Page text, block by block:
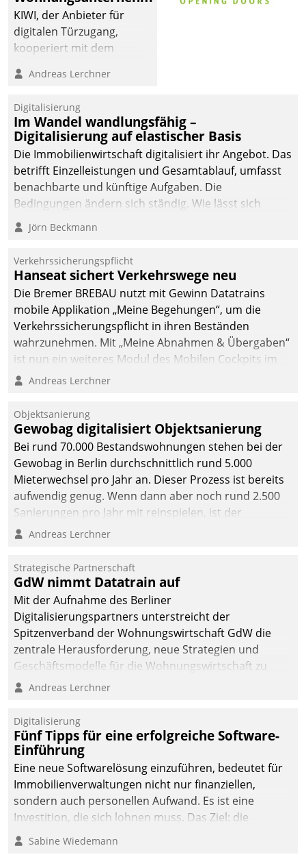
KIWI, der Anbieter für
digitalen Türzugang,
kooperiert mit dem
Softwareentwicklungshaus
Andreas Lerchner
Digitalisierung
Im Wandel wandlungsfähig –
Digitalisierung auf elastischer Basis
Die Immobilienwirtschaft digitalisiert ihr Angebot. Das
betrifft Einzelleistungen und Gesamtablauf, umfasst
benachbarte und künftige Aufgaben. Die
Bedingungen ändern sich ständig. Wie lässt sich
technisch die Kontrolle wahren und zugleich Freiraum
fürs Wachsen öffnen?
Jörn Beckmann
Verkehrssicherungspflicht
Hanseat sichert Verkehrswege neu
Die Bremer BREBAU nutzt mit Gewinn Datatrains
mobile Applikation „Meine Begehungen“, um die
Verkehrssicherungspflicht in ihren Beständen
wahrzunehmen. Mit „Meine Abnahmen & Übergaben“
ist nun ein weiteres Modul des Mobilen Cockpits im
Einsatz.
Andreas Lerchner
Objektsanierung
Gewobag digitalisiert Objektsanierung
Bei rund 70.000 Bestandswohnungen stehen bei der
Gewobag in Berlin durchschnittlich rund 5.000
Mieterwechsel pro Jahr an. Dieser Prozess ist bereits
aufwendig genug. Wenn dann aber noch rund 2.500
Sanierungen pro Jahr mit reinspielen, ist der
Betreuungs- und Organisationsaufwand immens. Im
kommunale Wohnungsbauunternehmen daher
gemeinsam mit der Berliner Datatrain GmbH den
Teilprozess der Objektsanierung digitalisiert.
Andreas Lerchner
Strategische Partnerschaft
GdW nimmt Datatrain auf
Mit der Aufnahme des Berliner
Digitalisierungspartners unterstreicht der
Spitzenverband der Wohnungswirtschaft GdW die
zentrale Herausforderung, neue Strategien und
Geschäftsmodelle für die Wohnungswirtschaft zu
entwickeln.
Andreas Lerchner
Digitalisierung
Fünf Tipps für eine erfolgreiche Software-
Einführung
Eine neue Softwarelösung einzuführen, bedeutet für
Immobilienverwaltungen nicht nur finanziellen,
sondern auch personellen Aufwand. Es ist eine
Investition, die sich lohnen muss. Das Ziel: die
nachhaltige Optimierung der Geschäftsabläufe. Damit
dieses Ziel erreicht wird, sollten einige Grundregeln
Sabine Wiedemann